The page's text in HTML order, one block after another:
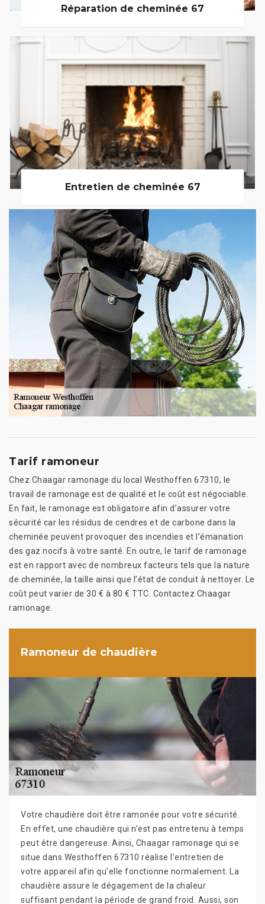
Réparation de cheminée 67
Entretien de cheminée 67
Tarif ramoneur
Chez Chaagar ramonage du local Westhoffen 67310, le
travail de ramonage est de qualité et le coût est négociable.
En fait, le ramonage est obligatoire afin d’assurer votre
sécurité car les résidus de cendres et de carbone dans la
cheminée peuvent provoquer des incendies et l’émanation
des gaz nocifs à votre santé. En outre, le tarif de ramonage
est en rapport avec de nombreux facteurs tels que la nature
de cheminée, la taille ainsi que l’état de conduit à nettoyer. Le
coût peut varier de 30 € à 80 € TTC. Contactez Chaagar
ramonage.
Ramoneur de chaudière
Votre chaudière doit être ramonée pour votre sécurité.
En effet, une chaudière qui n’est pas entretenu à temps
peut être dangereuse. Ainsi, Chaagar ramonage qui se
situe dans Westhoffen 67310 réalise l’entretien de
votre appareil afin qu’elle fonctionne normalement. La
chaudière assure le dégagement de la chaleur
suffisant pendant la période de grand froid. Aussi, son